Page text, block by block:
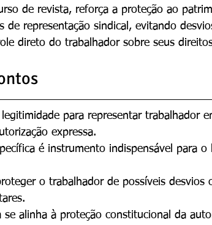
de revista, reforça a proteção ao
de representação sindical, evitando
direto do trabalhador sobre seus
para representar trabalhador
expressa.
é instrumento indispensável para
o trabalhador de possíveis desvios
se alinha à proteção constitucional da